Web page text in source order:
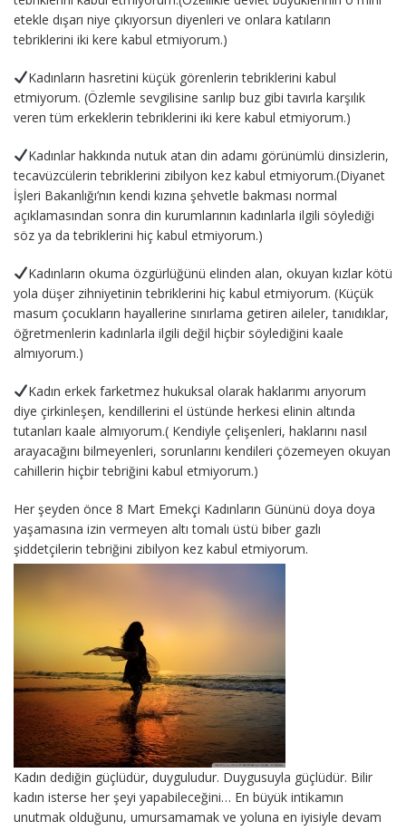
etekle dışarı niye çıkıyorsun diyenleri ve onlara katıların
tebriklerini iki kere kabul etmiyorum.)
Kadınların hasretini küçük görenlerin tebriklerini kabul
etmiyorum. (Özlemle sevgilisine sarılıp buz gibi tavırla karşılık
veren tüm erkeklerin tebriklerini iki kere kabul etmiyorum.)
Kadınlar hakkında nutuk atan din adamı görünümlü dinsizlerin,
tecavüzcülerin tebriklerini zibilyon kez kabul etmiyorum.(Diyanet
İşleri Bakanlığı’nın kendi kızına şehvetle bakması normal
açıklamasından sonra din kurumlarının kadınlarla ilgili söylediği
söz ya da tebriklerini hiç kabul etmiyorum.)
Kadınların okuma özgürlüğünü elinden alan, okuyan kızlar kötü
yola düşer zihniyetinin tebriklerini hiç kabul etmiyorum. (Küçük
masum çocukların hayallerine sınırlama getiren aileler, tanıdıklar,
öğretmenlerin kadınlarla ilgili değil hiçbir söylediğini kaale
almıyorum.)
Kadın erkek farketmez hukuksal olarak haklarımı arıyorum
diye çirkinleşen, kendillerini el üstünde herkesi elinin altında
tutanları kaale almıyorum.( Kendiyle çelişenleri, haklarını nasıl
arayacağını bilmeyenleri, sorunlarını kendileri çözemeyen okuyan
cahillerin hiçbir tebriğini kabul etmiyorum.)
Her şeyden önce 8 Mart Emekçi Kadınların Gününü doya doya
yaşamasına izin vermeyen altı tomalı üstü biber gazlı
şiddetçilerin tebriğini zibilyon kez kabul etmiyorum.
Kadın dediğin güçlüdür, duyguludur. Duygusuyla güçlüdür. Bilir
kadın isterse her şeyi yapabileceğini… En büyük intikamın
unutmak olduğunu, umursamamak ve yoluna en iyisiyle devam